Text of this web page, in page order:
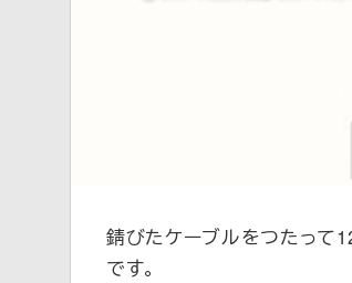
錆びたケーブルをつたって
です。